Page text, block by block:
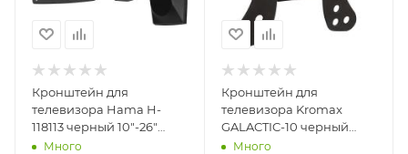
Кронштейн для
телевизора Hama H-
118113 черный 10"-26"
макс.15кг настенный
Много
Кронштейн для
телевизора Kromax
GALACTIC-10 черный
15"-32" макс.20кг
Много